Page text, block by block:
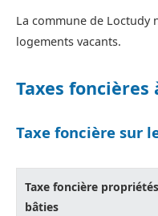
La commune de Loctudy
logements vacants.
Taxes foncières
Taxe foncière sur
Taxe foncière propriétés
bâties